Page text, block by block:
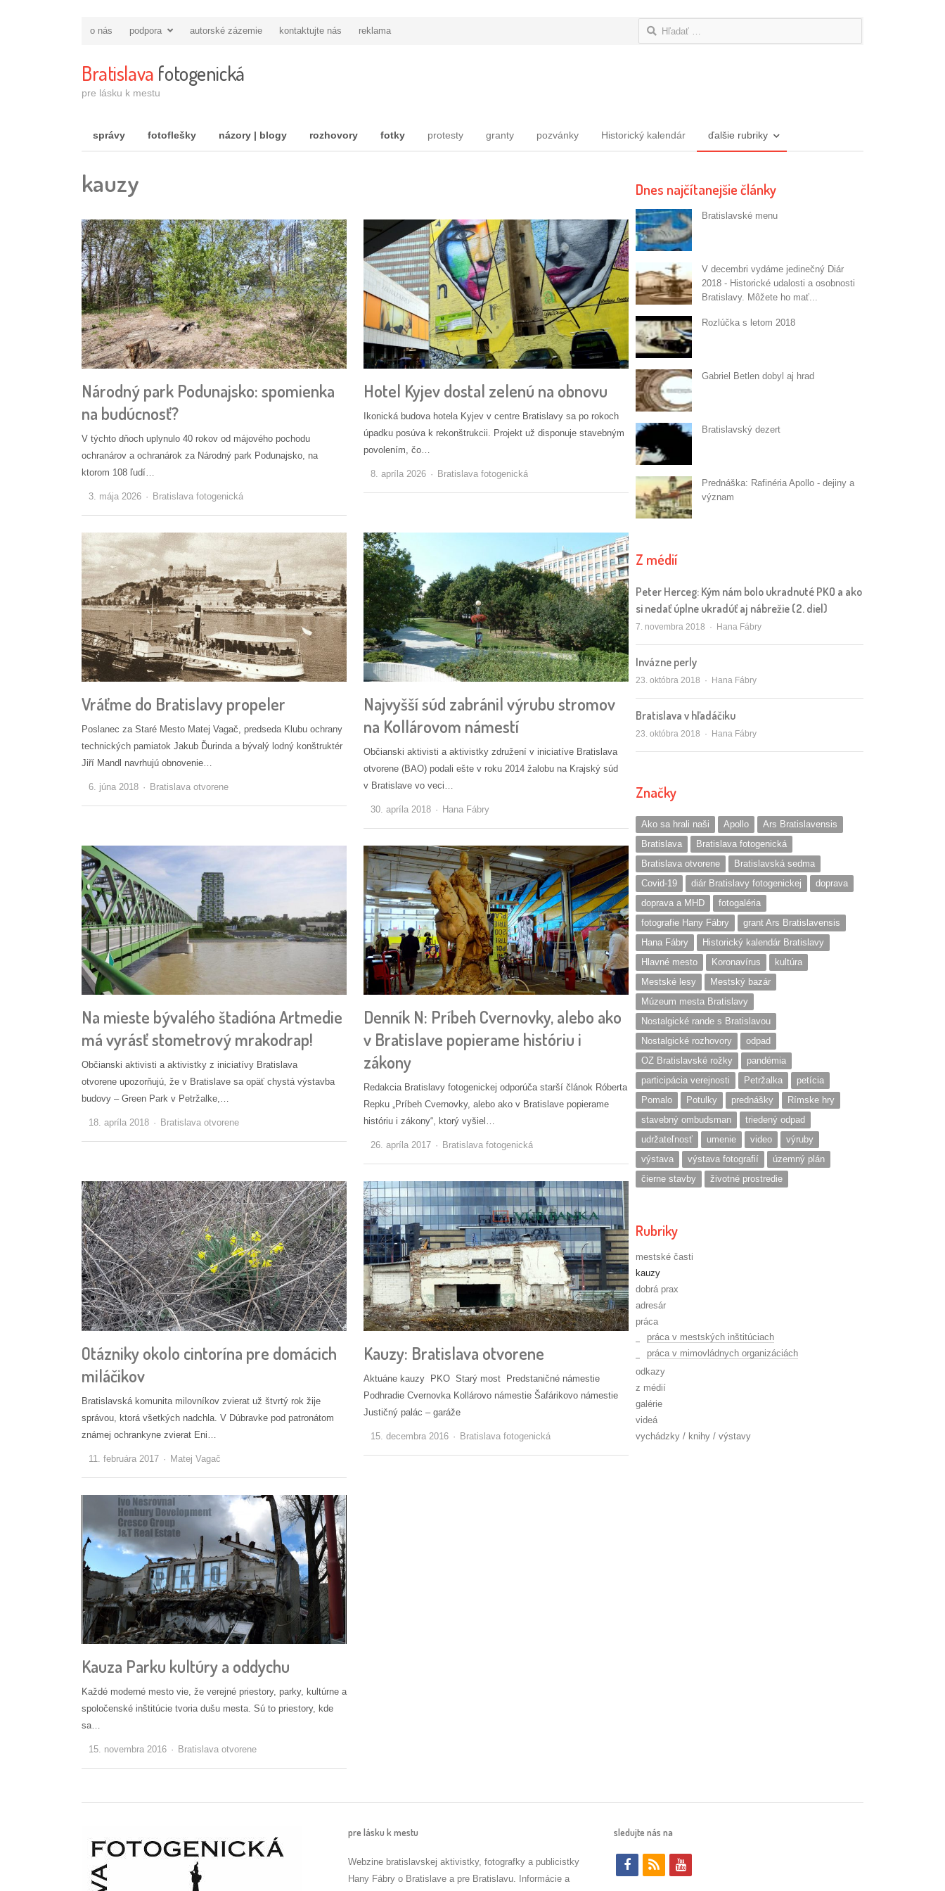
o nás podpora autorské zázemie kontaktujte nás reklama Hľadať:
Bratislava fotogenická
pre lásku k mestu
správy fotoflešky názory | blogy rozhovory fotky protesty granty pozvánky Historický kalendár ďalšie rubriky
kauzy
Národný park Podunajsko: spomienka
na budúcnosť?
V týchto dňoch uplynulo 40 rokov od májového pochodu
ochranárov a ochranárok za Národný park Podunajsko, na
ktorom 108 ľudí…
3. mája 2026 Autor/ka
Bratislava fotogenická
Hotel Kyjev dostal zelenú na obnovu
Ikonická budova hotela Kyjev v centre Bratislavy sa po rokoch
úpadku posúva k rekonštrukcii. Projekt už disponuje stavebným
povolením, čo…
8. apríla 2026 Autor/ka
Bratislava fotogenická
Vráťme do Bratislavy propeler
Poslanec za Staré Mesto Matej Vagač, predseda Klubu ochrany
technických pamiatok Jakub Ďurinda a bývalý lodný konštruktér
Jiří Mandl navrhujú obnovenie…
6. júna 2018 Autor/ka
Bratislava otvorene
Najvyšší súd zabránil výrubu stromov
na Kollárovom námestí
Občianski aktivisti a aktivistky združení v iniciatíve Bratislava
otvorene (BAO) podali ešte v roku 2014 žalobu na Krajský súd
v Bratislave vo veci…
30. apríla 2018 Autor/ka
Hana Fábry
Na mieste bývalého štadióna Artmedie
má vyrásť stometrový mrakodrap!
Občianski aktivisti a aktivistky z iniciatívy Bratislava
otvorene upozorňujú, že v Bratislave sa opäť chystá výstavba
budovy – Green Park v Petržalke,…
18. apríla 2018 Autor/ka
Bratislava otvorene
Denník N: Príbeh Cvernovky, alebo ako
v Bratislave popierame históriu i
zákony
Redakcia Bratislavy fotogenickej odporúča starší článok Róberta
Repku „Príbeh Cvernovky, alebo ako v Bratislave popierame
históriu i zákony“, ktorý vyšiel…
26. apríla 2017 Autor/ka
Bratislava fotogenická
Otázniky okolo cintorína pre domácich
miláčikov
Bratislavská komunita milovníkov zvierat už štvrtý rok žije
správou, ktorá všetkých nadchla. V Dúbravke pod patronátom
známej ochrankyne zvierat Eni…
11. februára 2017 Autor/ka
Matej Vagač
Kauzy: Bratislava otvorene
Aktuáne kauzy PKO Starý most Predstaničné námestie
Podhradie Cvernovka Kollárovo námestie Šafárikovo námestie
Justičný palác – garáže
15. decembra 2016 Autor/ka
Bratislava fotogenická
Kauza Parku kultúry a oddychu
Každé moderné mesto vie, že verejné priestory, parky, kultúrne a
spoločenské inštitúcie tvoria dušu mesta. Sú to priestory, kde
sa…
15. novembra 2016 Autor/ka
Bratislava otvorene
Dnes najčítanejšie články
Bratislavské menu
V decembri vydáme jedinečný Diár
2018 - Historické udalosti a osobnosti
Bratislavy. Môžete ho mať...
Rozlúčka s letom 2018
Gabriel Betlen dobyl aj hrad
Bratislavský dezert
Prednáška: Rafinéria Apollo - dejiny a
význam
Z médií
Peter Herceg: Kým nám bolo ukradnuté PKO a ako
si nedať úplne ukradúť aj nábrežie (2. diel)
7. novembra 2018 Autor/ka
Hana Fábry
Invázne perly
23. októbra 2018 Autor/ka
Hana Fábry
Bratislava v hľadáčiku
23. októbra 2018 Autor/ka
Hana Fábry
Značky
Ako sa hrali naši Apollo
Ars Bratislavensis
Bratislava
Bratislava fotogenická
Bratislava otvorene
Bratislavská sedma
Covid-19
diár Bratislavy fotogenickej
doprava
doprava a MHD
fotogaléria
fotografie Hany Fábry
grant Ars Bratislavensis
Hana Fábry
Historický kalendár Bratislavy
Hlavné mesto
Koronavírus
kultúra
Mestské lesy
Mestský bazár
Múzeum mesta Bratislavy
Nostalgické rande s Bratislavou
Nostalgické rozhovory
odpad
OZ Bratislavské rožky
pandémia
participácia verejnosti
Petržalka
petícia
Pomalo
Potulky prednášky
Rímske hry
stavebný ombudsman
triedený odpad
udržateľnosť
umenie video
výruby
výstava
výstava fotografií
územný plán
čierne stavby
životné prostredie
Rubriky
mestské časti
kauzy
dobrá prax
adresár
práca
práca v mestských inštitúciach
práca v mimovládnych organizáciách
odkazy
z médií
galérie
videá
vychádzky / knihy / výstavy
pre lásku k mestu
Webzine bratislavskej aktivistky, fotografky a publicistky
Hany Fábry o Bratislave a pre Bratislavu. Informácie a
sledujte nás na
f
r
y